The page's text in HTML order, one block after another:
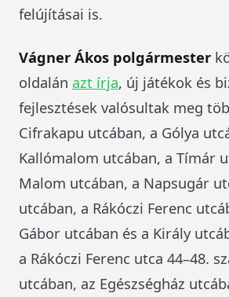
felújításai is.
Vágner Ákos polgármester
oldalán azt írja, új játékok és
fejlesztések valósultak meg
Cifrakapu utcában, a Gólya
Kallómalom utcában, a Tímár
Malom utcában, a Napsugár
utcában, a Rákóczi Ferenc
Gábor utcában és a Király
a Rákóczi Ferenc utca 44–48.
utcában, az Egészségház